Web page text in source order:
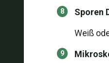
Sporen
Weiß